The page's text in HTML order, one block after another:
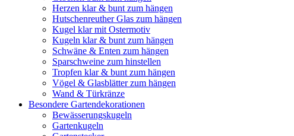
Herzen klar & bunt zum hängen
Hutschenreuther Glas zum hängen
Kugel klar mit Ostermotiv
Kugeln klar & bunt zum hängen
Schwäne & Enten zum hängen
Sparschweine zum hinstellen
Tropfen klar & bunt zum hängen
Vögel & Glasblätter zum hängen
Wand & Türkränze
Besondere Gartendekorationen
Bewässerungskugeln
Gartenkugeln